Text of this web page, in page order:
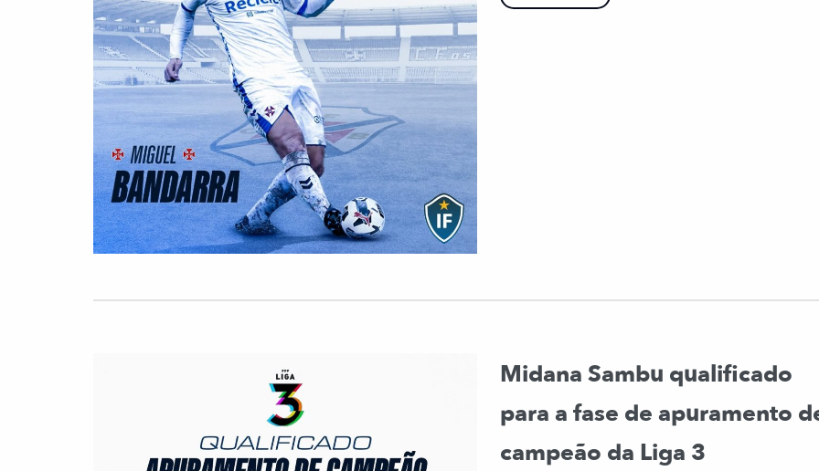
Midana Sambu qualificado
para a fase de apuramento
campeão da Liga 3